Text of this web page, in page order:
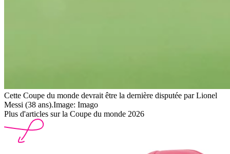
Cette Coupe du monde devrait être la dernière disputée par Lionel
Messi (38 ans).Image: Imago
Plus d'articles sur la Coupe du monde 2026